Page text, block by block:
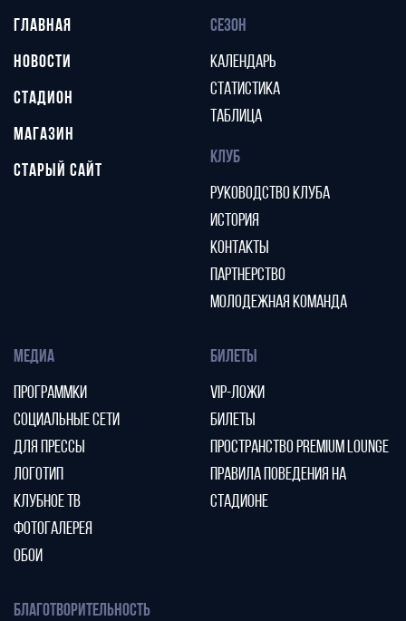
ГЛАВНАЯ
НОВОСТИ
СТАДИОН
МАГАЗИН
СТАРЫЙ САЙТ
СЕЗОН
КАЛЕНДАРЬ
СТАТИСТИКА
ТАБЛИЦА
КЛУБ
РУКОВОДСТВО КЛУБА
ИСТОРИЯ
КОНТАКТЫ
ПАРТНЕРСТВО
МОЛОДЕЖНАЯ КОМАНДА
МЕДИА
ПРОГРАММКИ
СОЦИАЛЬНЫЕ СЕТИ
ДЛЯ ПРЕССЫ
ЛОГОТИП
КЛУБНОЕ ТВ
ФОТОГАЛЕРЕЯ
ОБОИ
БИЛЕТЫ
VIP-ЛОЖИ
БИЛЕТЫ
ПРОСТРАНСТВО PREMIUM LOUNGE
ПРАВИЛА ПОВЕДЕНИЯ НА
СТАДИОНЕ
БЛАГОТВОРИТЕЛЬНОСТЬ